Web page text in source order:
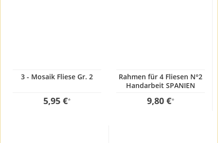
3 - Mosaik Fliese Gr. 2
5,95 €*
Rahmen für 4 Fliesen N°2
Handarbeit SPANIEN
9,80 €*